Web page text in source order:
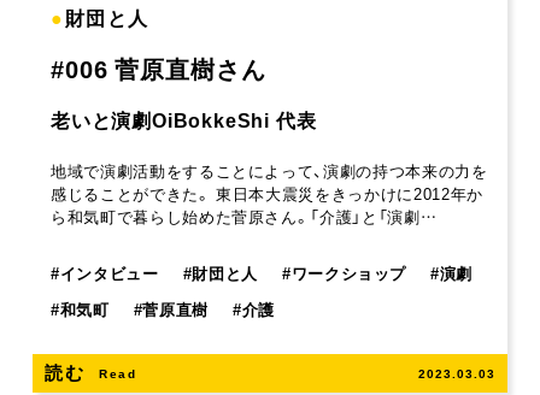
●財団と人
#006 菅原直樹さん
老いと演劇OiBokkeShi 代表
地域で演劇活動をすることによって、演劇の持つ本来の力を
感じることができた。 東日本大震災をきっかけに2012年か
ら和気町で暮らし始めた菅原さん。「介護」と「演劇…
#インタビュー #財団と人 #ワークショップ #演劇
#和気町 #菅原直樹 #介護
読む Read 2023.03.03